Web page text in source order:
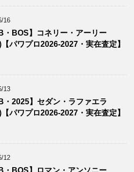
16
・BOS】コネリー・アーリー
パワプロ2026-2027・実在査定】
13
・2025】セダン・ラファエラ
パワプロ2026-2027・実在査定】
12
・BOS】ロマン・アンソニー